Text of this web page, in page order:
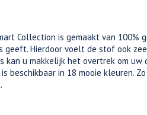
Collection is gemaakt van 100%
geeft. Hierdoor voelt de stof ook
kan u makkelijk het overtrek om uw
beschikbaar in 18 mooie kleuren.